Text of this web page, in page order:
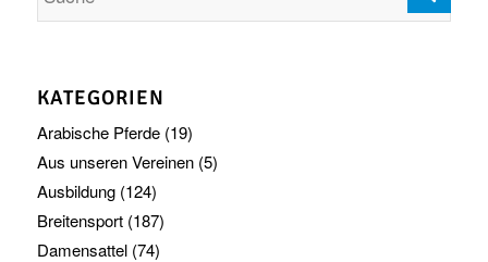
KATEGORIEN
Arabische Pferde(19)
Aus unseren Vereinen(5)
Ausbildung(124)
Breitensport(187)
Damensattel(74)